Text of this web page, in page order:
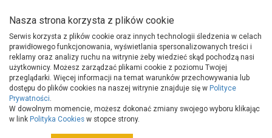
Strona główna Wyposażenie
Wyposażenie łazienek
Panele natryskowe, zestawy prysznicowe
Nasza strona korzysta z plików cookie
Serwis korzysta z plików cookie oraz innych technologii śledzenia w celach
prawidłowego funkcjonowania, wyświetlania spersonalizowanych treści i
reklamy oraz analizy ruchu na witrynie żeby wiedzieć skąd pochodzą nasi
użytkownicy. Możesz zarządzać plikami cookie z poziomu Twojej
przeglądarki. Więcej informacji na temat warunków przechowywania lub
dostępu do plików cookies na naszej witrynie znajduje się w Polityce
Prywatności.
W dowolnym momencie, możesz dokonać zmiany swojego wyboru klikając
w link Polityka Cookies w stopce strony.